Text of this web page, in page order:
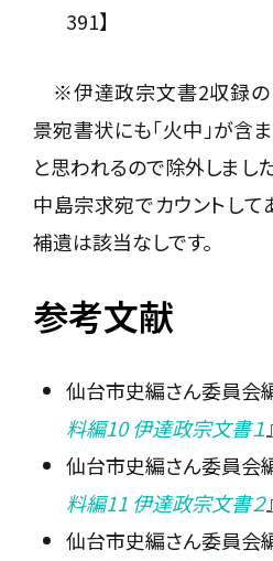
391】
※伊達政宗文書2収録の
景宛書状にも「火中」が含
と思われるので除外しました
中島宗求宛でカウントして
補遺は該当なしです。
参考文献
仙台市史編さん委員会編
料編10 伊達政宗文書１
仙台市史編さん委員会編
料編11 伊達政宗文書２
仙台市史編さん委員会編